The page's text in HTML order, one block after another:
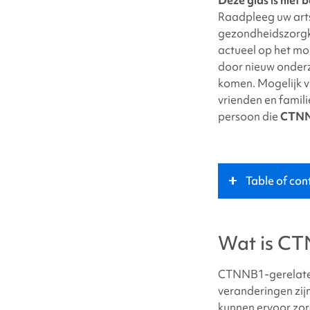
twitter
Raadpleeg uw
actueel op het
door nieuw
komen. Mogelijk
vrienden en
persoon die
Table of
Symptomen
Wat is
CTNNB1-
veranderingen